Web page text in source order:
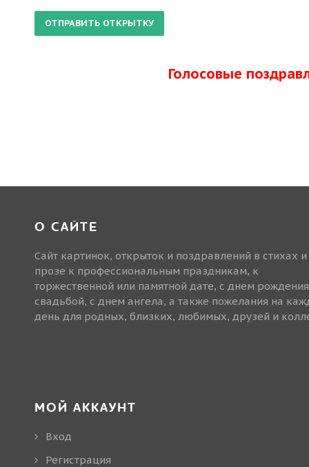
Голосовые
О САЙТЕ
Сайт картинок, открыток и поздравлений в стихах и
прозе к профессиональным праздникам, к
торжественной или памятной дате, с днем
свадьбой, с днем ангела, а также пожелания на
день для родных, близких, любимых, друзей и
МОЙ АККАУНТ
Вход
Регистрация